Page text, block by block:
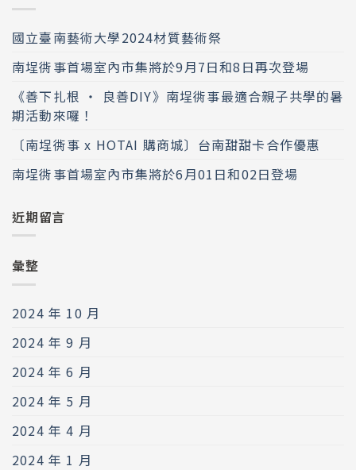
國立臺南藝術大學2024材質藝術祭
南埕衖事首場室內市集將於9月7日和8日再次登場
《善下扎根 ‧ 良善DIY》南埕衖事最適合親子共學的暑
期活動來囉！
〔南埕衖事 x HOTAI 購商城〕台南甜甜卡合作優惠
南埕衖事首場室內市集將於6月01日和02日登場
近期留言
彙整
2024 年 10 月
2024 年 9 月
2024 年 6 月
2024 年 5 月
2024 年 4 月
2024 年 1 月